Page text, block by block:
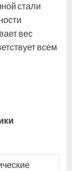
стали
вес
всем